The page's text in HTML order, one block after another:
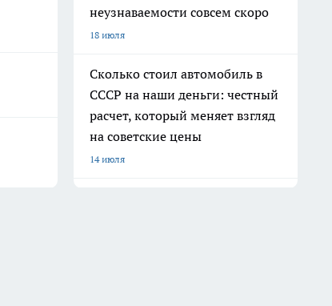
неузнаваемости совсем скоро
18 июля
Сколько стоил автомобиль в
СССР на наши деньги: честный
расчет, который меняет взгляд
на советские цены
14 июля